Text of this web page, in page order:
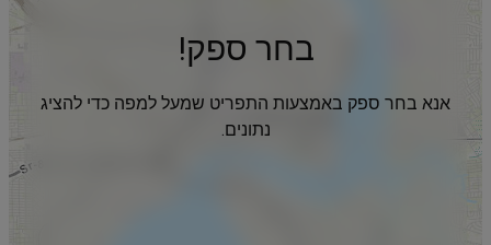
בחר ספק!
אנא בחר ספק באמצעות התפריט שמעל למפה כדי להציג
נתונים.